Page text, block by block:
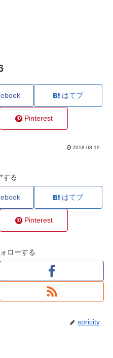
はてブ
Pinterest
2018.08.19
する
はてブ
Pinterest
ローする
soricity